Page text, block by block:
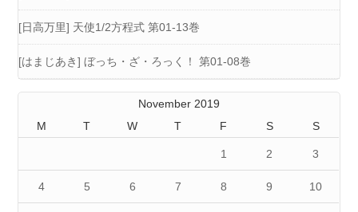
[日高万里] 天使1/2方程式 第01-13巻
[はまじあき] ぼっち・ざ・ろっく！ 第01-08巻
November 2019
M
T W T F S S
1 2 3
4 5 6 7 8 9 10